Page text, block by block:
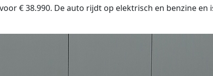
€ 38.990. De auto rijdt op elektrisch en benzine en